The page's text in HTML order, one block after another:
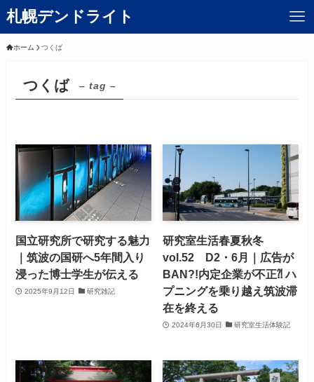
札幌デンドライト
ホーム つくば
つくば – tag –
国立研究所で研究する魅力
｜筑波の国研へ5年間入り
浸った博士学生が伝える
2025年9月12日 研究雑記
研究室生活春夏秋冬
vol.52 D2・6月｜広告が
BAN?!内定企業が不正⁈ ハ
プニングを乗り越え筑波滞
在を終える
2024年6月30日 研究室生活体験記